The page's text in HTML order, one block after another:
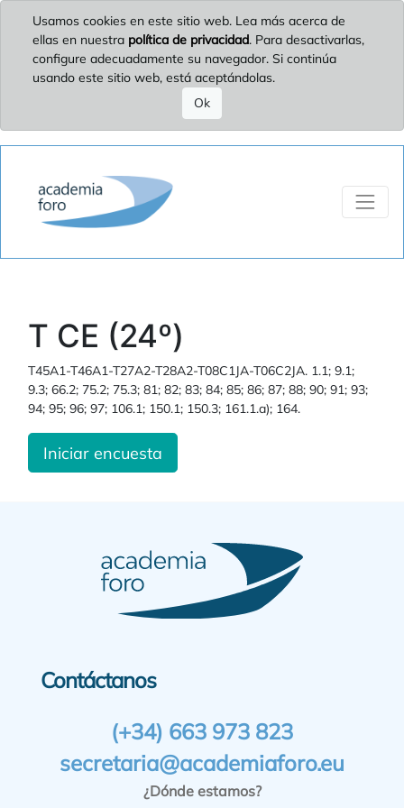
Usamos cookies en este sitio web. Lea más acerca de
ellas en nuestra política de privacidad. Para desactivarlas,
configure adecuadamente su navegador. Si continúa
usando este sitio web, está aceptándolas.
Ok
T CE (24º)
T45A1-T46A1-T27A2-T28A2-T08C1JA-T06C2JA. 1.1; 9.1;
9.3; 66.2; 75.2; 75.3; 81; 82; 83; 84; 85; 86; 87; 88; 90; 91; 93;
94; 95; 96; 97; 106.1; 150.1; 150.3; 161.1.a); 164.
Iniciar encuesta
Contáctanos
(+34) 663 973 823
secretaria@academiaforo.eu
¿Dónde estamos?